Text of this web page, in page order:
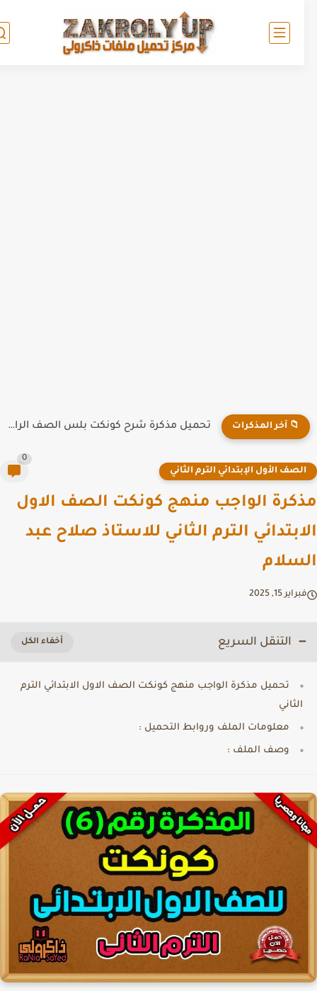
📁 آخر المذكرات تحميل مذكرة شرح كونكت بلس الصف الرابع الابتدائي الترم الاول...
الأول الإبتدائي الترم الثاني
الواجب منهج كونكت الصف الاول
الترم الثاني للاستاذ صلاح عبد
15, 2025
التنقل السريع
تحميل مذكرة الواجب منهج كونكت الصف الاول الابتدائي الترم
الثاني
معلومات الملف وروابط التحميل :
وصف الملف :